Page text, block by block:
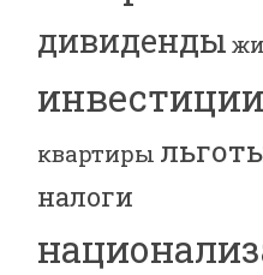
дивиденды
инвестиции
квартиры
налоги